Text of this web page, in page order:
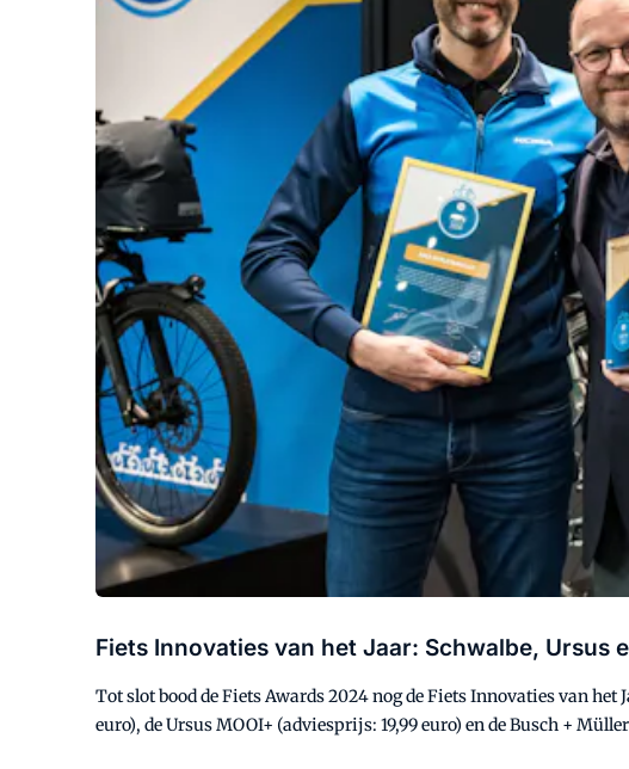
Fiets Innovaties van het Jaar: Schwalbe, Ursus
Tot slot bood de Fiets Awards 2024 nog de Fiets Innovaties van
euro), de Ursus MOOI+ (adviesprijs: 19,99 euro) en de Busch +